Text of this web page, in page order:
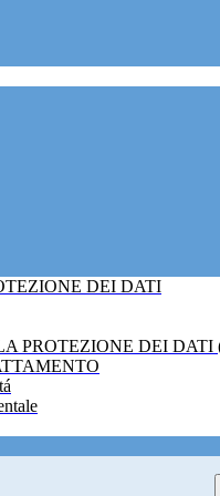
DEI DATI
PROTEZIONE DEI DATI